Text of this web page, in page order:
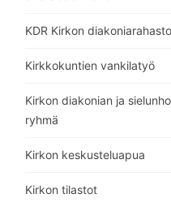
KDR Kirkon diakoniarahasto
Kirkkokuntien vankilatyö
Kirkon diakonian ja
ryhmä
Kirkon keskusteluapua
Kirkon tilastot